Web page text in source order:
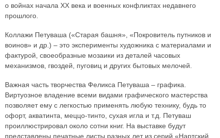
о войнах начала XX века и военных конфликтах недавнего
прошлого.
Коллажи Петуваша («Старая башня», «Покровитель путников и
воинов» и др.) – это эксперименты художника с материалами и
фактурой, своеобразные мозаики из деталей часовых
механизмов, гвоздей, пуговиц и других бытовых мелочей.
Важная часть творчества Феликса Петуваша – графика.
Виртуозное владение всеми видами графического мастерства
позволяет ему с легкостью применять любую технику, будь то
офорт, акватинта, меццо-тинто, сухая игла и т.д. Петуваш
проиллюстрировал около сотни книг. На выставке будут
представлены печатные листы разных лет из серий «Нартский